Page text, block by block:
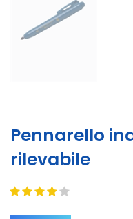
Pennarello
rilevabile